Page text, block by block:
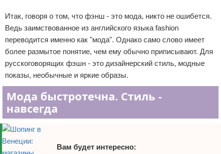
Парфюмерия
Прически
Разное
Уход за лицом
Итак, говоря о том, что фэнш - это мода, никто не ошибется.
Ведь заимствованное из английского языка fashion
переводится именно как "мода". Однако само слово имеет
более размытое понятие, чем ему обычно приписывают. Для
русскоговорящих фэшн - это дизайнерский стиль, модные
показы, необычные и яркие образы.
Мода быстротечна. Стиль -
навсегда
Вам будет интересно: